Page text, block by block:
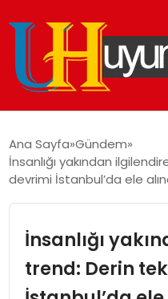
EKONOMI
Ana Sayfa Gündem
İnsanlığı yakından
devrimi İstanbul’da ele
İnsanlığı
trend: Derin